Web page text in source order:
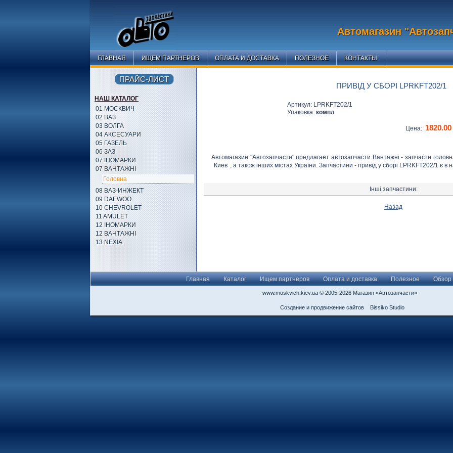
Автомагазин
ГЛАВНАЯ ИЩЕМ ПАРТНЕРОВ ОПЛАТА И ДОСТАВКА ПОЛЕЗНОЕ КОНТАКТЫ
ПРИВІД У СБОРІ LPRKFT202/1
Артикул: LPRKFT202/1
Упаковка: компл
Цена: 1820.00
Автомагазин "Автозапчасти" предлагает автозапчасти Вантажні - запчасти
Киев , а також інших містах України. Запчастини - привід у сборі LPRKFT202/1 є в
Інші запчастини:
Назад
ПРАЙС-ЛИСТ
НАШ КАТАЛОГ
01 МОСКВИЧ
02 ВАЗ
03 ВОЛГА
04 АКСЕСУАРИ
05 ГАЗЕЛЬ
06 ЗАЗ
07 ІНОМАРКИ
07 ВАНТАЖНІ
Головна
08 ВАЗ-ИНЖЕКТ
09 DAEWOO
10 CHEVROLET
11 AMULET
12 ІНОМАРКИ
12 ВАНТАЖНІ
13 NEXIA
Главная Каталог Ищем партнеров Оплата и доставка Полезное Обзор
www.moskvich.kiev.ua © 2005-2026 Магазин «Автозапчасти»
Создание и продвижение сайтов Bissiko Studio